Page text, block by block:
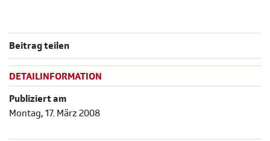
Beitrag teilen
DETAILINFORMATION
Publiziert am
Montag, 17. März 2008